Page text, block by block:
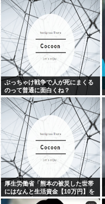
ぶっちゃけ戦争で人が死にまくる
のって普通に面白くね？
厚生労働省「熊本の被災した世帯
にはなんと生活資金【10万円】を
無利子で貸してあげます」